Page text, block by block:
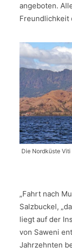
angeboten.
Freundlichkeit
Die Nordküste
„Fahrt nach
Salzbuckel,
liegt auf der
von Saweni
Jahrzehnten